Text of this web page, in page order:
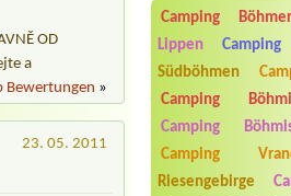
Termin ab 2026-
Balaton
Termin ab 2026-09-
Pustevnami
8-10 pokojů pro 1-2
Termin ab 2026-
Termin ab 2026-08-
Hamr na Jezeře
Camping
Lippen
Camping
Südböhmen
Camping
Camping
Camping
Riesengebirge
OD
a
Bewertungen »
23. 05. 2011